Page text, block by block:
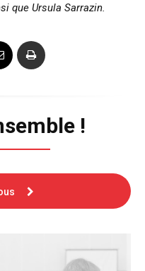
que Ursula Sarrazin.
!